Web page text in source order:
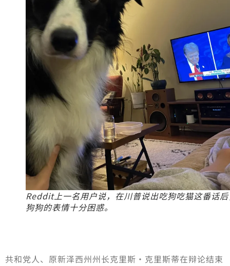
Reddit上一名用户说，在川普说出吃狗吃猫这番话
狗狗的表情十分困惑。
共和党人、原新泽西州州长克里斯·克里斯蒂在辩论结束